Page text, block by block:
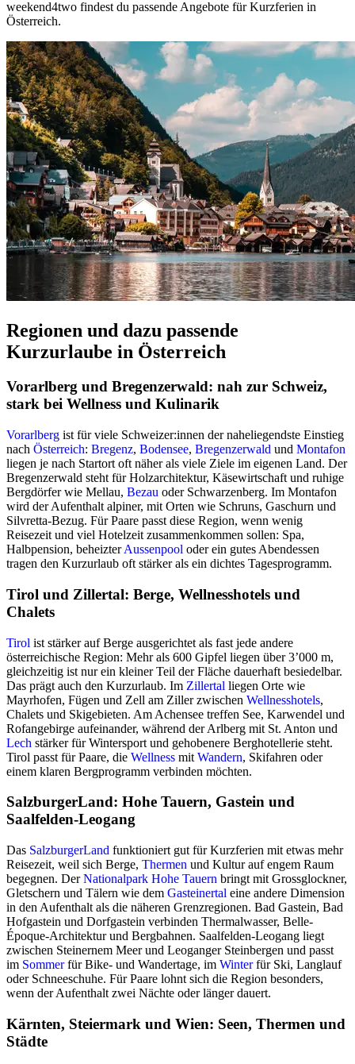
weekend4two findest du passende Angebote für Kurzferien in
Österreich.
Regionen und dazu passende
Kurzurlaube in Österreich
Vorarlberg und Bregenzerwald: nah zur Schweiz,
stark bei Wellness und Kulinarik
Vorarlberg ist für viele Schweizer:innen der naheliegendste Einstieg
nach Österreich: Bregenz, Bodensee, Bregenzerwald und Montafon
liegen je nach Startort oft näher als viele Ziele im eigenen Land. Der
Bregenzerwald steht für Holzarchitektur, Käsewirtschaft und ruhige
Bergdörfer wie Mellau, Bezau oder Schwarzenberg. Im Montafon
wird der Aufenthalt alpiner, mit Orten wie Schruns, Gaschurn und
Silvretta-Bezug. Für Paare passt diese Region, wenn wenig
Reisezeit und viel Hotelzeit zusammenkommen sollen: Spa,
Halbpension, beheizterAussenpool oder ein gutes Abendessen
tragen den Kurzurlaub oft stärker als ein dichtes Tagesprogramm.
Tirol und Zillertal: Berge, Wellnesshotels und
Chalets
Tirol ist stärker auf Berge ausgerichtet als fast jede andere
österreichische Region: Mehr als 600 Gipfel liegen über 3’000 m,
gleichzeitig ist nur ein kleiner Teil der Fläche dauerhaft besiedelbar.
Das prägt auch den Kurzurlaub. Im Zillertal liegen Orte wie
Mayrhofen, Fügen und Zell am Ziller zwischen Wellnesshotels,
Chalets und Skigebieten. Am Achensee treffen See, Karwendel und
Rofangebirge aufeinander, während der Arlberg mit St. Anton und
Lech stärker für Wintersport und gehobenere Berghotellerie steht.
Tirol passt für Paare, die Wellness mit Wandern, Skifahren oder
einem klaren Bergprogramm verbinden möchten.
SalzburgerLand: Hohe Tauern, Gastein und
Saalfelden-Leogang
Das SalzburgerLand funktioniert gut für Kurzferien mit etwas mehr
Reisezeit, weil sich Berge, Thermen und Kultur auf engem Raum
begegnen. DerNationalpark Hohe Tauern bringt mit Grossglockner,
Gletschern und Tälern wie dem Gasteinertal eine andere Dimension
in den Aufenthalt als die näheren Grenzregionen. Bad Gastein, Bad
Hofgastein und Dorfgastein verbinden Thermalwasser, Belle-
Époque-Architektur und Bergbahnen. Saalfelden-Leogang liegt
zwischen Steinernem Meer und Leoganger Steinbergen und passt
im Sommerfür Bike- und Wandertage, im Winterfür Ski, Langlauf
oder Schneeschuhe. Für Paare lohnt sich die Region besonders,
wenn der Aufenthalt zwei Nächte oder länger dauert.
Kärnten, Steiermark und Wien: Seen, Thermen und
Städte